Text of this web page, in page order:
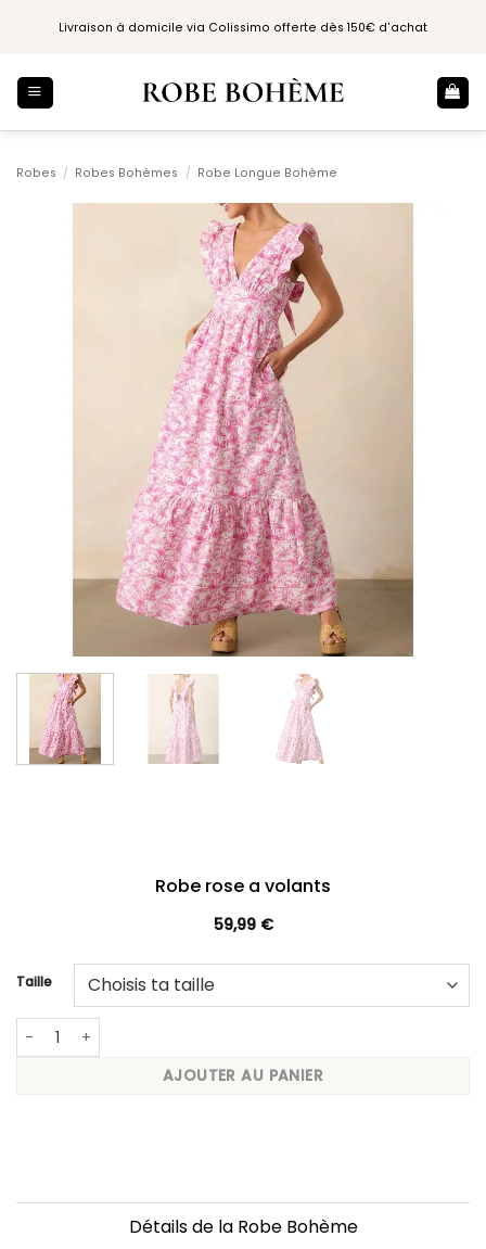
Livraison à domicile via Colissimo offerte dès 150€ d'achat
Robes / Robes Bohèmes / Robe Longue Bohème
Robe rose a volants
59,99 €
Taille
quantité de Robe rose a volants
AJOUTER AU PANIER
Détails de la Robe Bohème